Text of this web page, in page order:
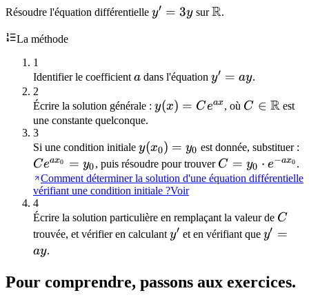
Résoudre l'équation différentielle y'
y′ = 3y sur\mathbb{R}
R.
La méthode
1
Identifier le coefficient a
a dans l'équation y'
ay
y′ = ay.
2
Écrire la solution générale : y(x) =
y(x) = Ceax, où C \in
C ∈ R est
une constante quelconque.
3
Si une condition initiale y(x_0)
= y_0
y(x0) = y0 est donnée, substituer :
Ceax0 = y0, puis résoudre pour trouver C =
y_0
e^{-
ax_0}
C = y0 ⋅ e−ax0 .
Comment déterminer la solution d'une équation différentielle
vérifiant une condition initiale ?Voir
4
Écrire la solution particulière en remplaçant la valeur de C
C
trouvée, et vérifier en calculant y'
y′ et en vérifiant que y'
y′ =
ay.
Pour comprendre, passons aux exercices.